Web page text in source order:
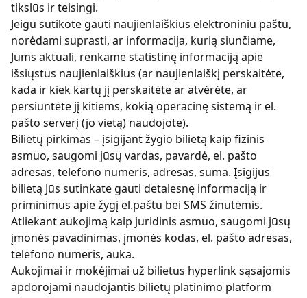
tikslūs ir teisingi.
Jeigu sutikote gauti naujienlaiškius elektroniniu paštu,
norėdami suprasti, ar informacija, kurią siunčiame,
Jums aktuali, renkame statistinę informaciją apie
išsiųstus naujienlaiškius (ar naujienlaiškį perskaitėte,
kada ir kiek kartų jį perskaitėte ar atvėrėte, ar
persiuntėte jį kitiems, kokią operacinę sistemą ir el.
pašto serverį (jo vietą) naudojote).
Bilietų pirkimas – įsigijant žygio bilietą kaip fizinis
asmuo, saugomi jūsų vardas, pavardė, el. pašto
adresas, telefono numeris, adresas, suma. Įsigijus
bilietą Jūs sutinkate gauti detalesnę informaciją ir
priminimus apie žygį el.paštu bei SMS žinutėmis.
Atliekant aukojimą kaip juridinis asmuo, saugomi jūsų
įmonės pavadinimas, įmonės kodas, el. pašto adresas,
telefono numeris, auka.
Aukojimai ir mokėjimai už bilietus hyperlink sąsajomis
apdorojami naudojantis bilietų platinimo platform